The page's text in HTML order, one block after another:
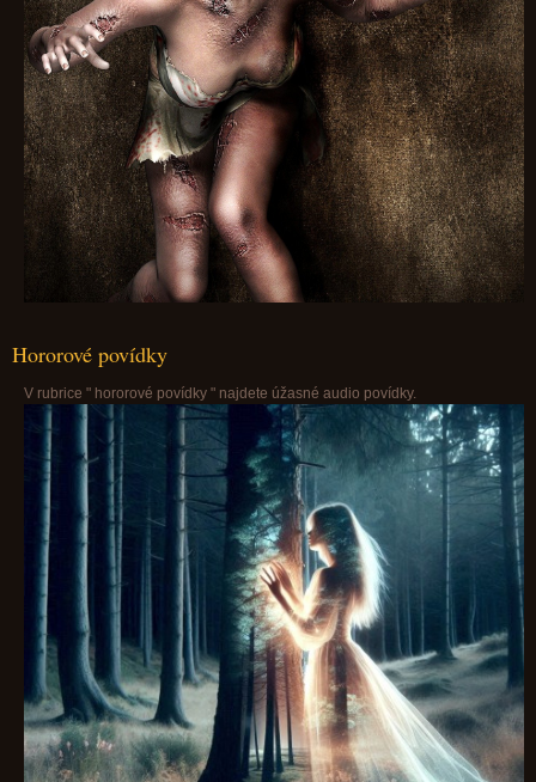
Hororové povídky
V rubrice " hororové povídky " najdete úžasné audio povídky.